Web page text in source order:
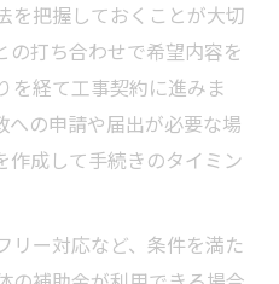
を把握しておくことが大切
の打ち合わせで希望内容を
を経て工事契約に進みま
への申請や届出が必要な場
作成して手続きのタイミン
リー対応など、条件を満た